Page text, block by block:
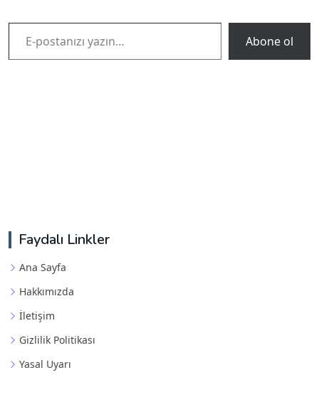
E-postanızı yazın…
Abone ol
Faydalı Linkler
Ana Sayfa
Hakkımızda
İletişim
Gizlilik Politikası
Yasal Uyarı